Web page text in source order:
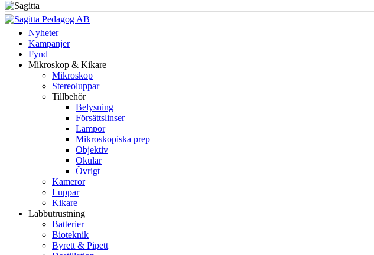
Nyheter
Kampanjer
Fynd
Mikroskop & Kikare
Mikroskop
Stereoluppar
Tillbehör
Belysning
Försättslinser
Lampor
Mikroskopiska prep
Objektiv
Okular
Övrigt
Kameror
Luppar
Kikare
Labbutrustning
Batterier
Bioteknik
Byrett & Pipett